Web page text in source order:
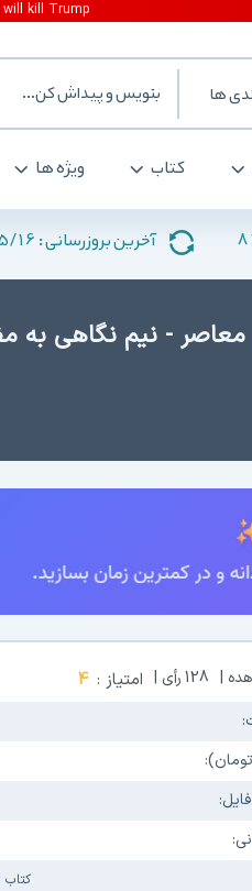
ها
کتاب ویژه ها
آخرین بروزرسانی : 16
- نیم نگاهى به
|
128رأی | امتیاز : 4
كتاب